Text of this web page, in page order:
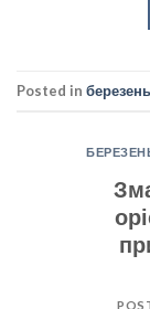
Posted in